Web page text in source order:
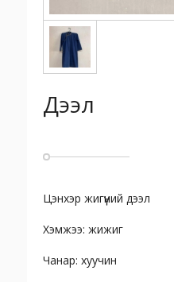
Дээл
Цэнхэр жигүүний дээл
Хэмжээ: жижиг
Чанар: хуучин